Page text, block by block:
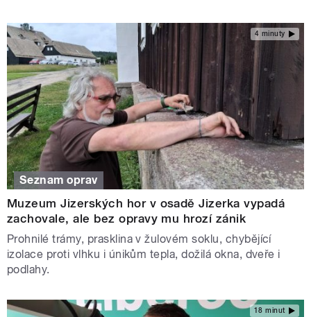
4 minuty
Seznam oprav
Muzeum Jizerských hor v osadě Jizerka vypadá
zachovale, ale bez opravy mu hrozí zánik
Prohnilé trámy, prasklina v žulovém soklu, chybějící
izolace proti vlhku i únikům tepla, dožilá okna, dveře i
podlahy.
18 minut